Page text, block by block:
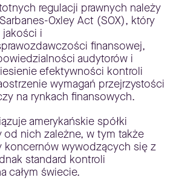
regulacji prawnych należy
Oxley Act (SOX), który
jakości i
finansowej,
audytorów i
efektywności kontroli
wymagań przejrzystości
na rynkach finansowych.
amerykańskie spółki
od nich zależne, w tym także
koncernów wywodzących się z
standard kontroli
całym świecie.